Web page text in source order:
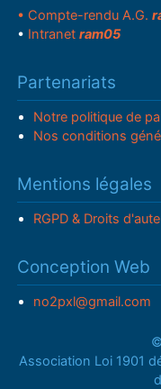
• Compte-rendu A.G.
• Intranetram05
Partenariats
Notre politique de
Nos conditions
Mentions légales
RGPD & Droits
Conception Web
no2pxl@gmail.com
Association Loi 1901